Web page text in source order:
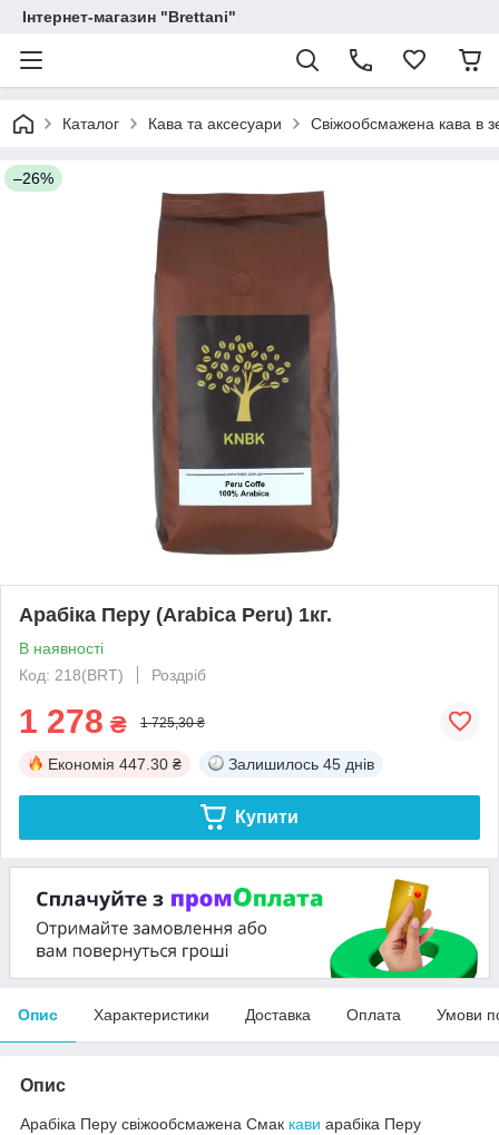
Інтернет-магазин "Brettani"
Каталог Кава та аксесуари Свіжообсмажена кава в
–26%
Арабіка Перу (Arabica Peru) 1кг.
В наявності
Код: 218(BRT)
Роздріб
1 278 ₴ 1 725,30 ₴
Економія 447.30 ₴ Залишилось 45 днів
Купити
Опис Характеристики Доставка Оплата Умови
Опис
Арабіка Перу свіжообсмажена Смак кави арабіка Перу